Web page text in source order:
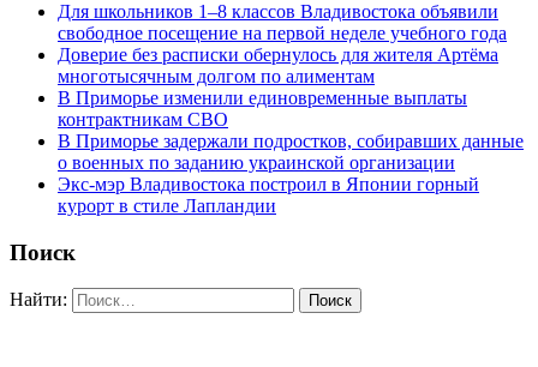
Для школьников 1–8 классов Владивостока объявили
свободное посещение на первой неделе учебного года
Доверие без расписки обернулось для жителя Артёма
многотысячным долгом по алиментам
В Приморье изменили единовременные выплаты
контрактникам СВО
В Приморье задержали подростков, собиравших данные
о военных по заданию украинской организации
Экс-мэр Владивостока построил в Японии горный
курорт в стиле Лапландии
Поиск
Найти: